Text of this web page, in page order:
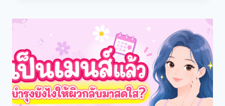
สุด?
บำรุง
ยัง
ไง
ให้